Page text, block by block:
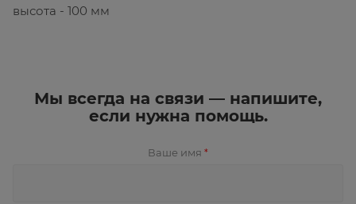
высота - 100 мм
Мы всегда на связи — напишите,
если нужна помощь.
Ваше имя *